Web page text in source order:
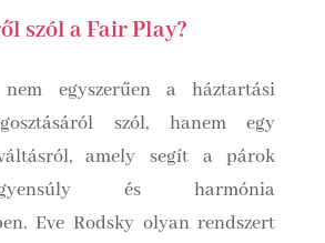
szól a Fair Play?
egyszerűen a háztartási
szól, hanem egy
váltásról, amely segít a párok
és harmónia
Eve Rodsky olyan rendszert